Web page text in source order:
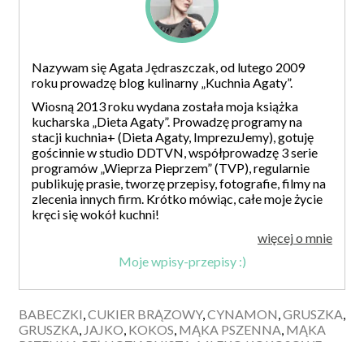
Nazywam się Agata Jędraszczak, od lutego 2009
roku prowadzę blog kulinarny „Kuchnia Agaty”.
Wiosną 2013 roku wydana została moja książka
kucharska „Dieta Agaty”. Prowadzę programy na
stacji kuchnia+ (Dieta Agaty, ImprezuJemy), gotuję
gościnnie w studio DDTVN, współprowadzę 3 serie
programów „Wieprza Pieprzem” (TVP), regularnie
publikuję prasie, tworzę przepisy, fotografie, filmy na
zlecenia innych firm. Krótko mówiąc, całe moje życie
kręci się wokół kuchni!
więcej o mnie
Moje wpisy-przepisy :)
BABECZKI CUKIER BRĄZOWY, CYNAMON GRUSZKA
GRUSZKA JAJKO KOKOS MĄKA PSZENNA MĄKA